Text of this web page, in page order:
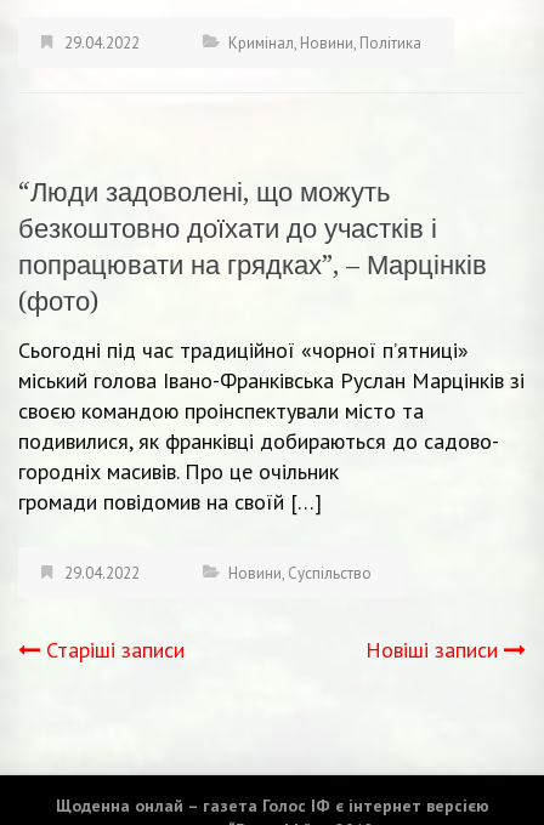
29.04.2022 Кримінал, Новини, Політика
“Люди задоволені, що можуть
безкоштовно доїхати до участків і
попрацювати на грядках”, – Марцінків
(фото)
Сьогодні під час традиційної «чорної п’ятниці»
міський голова Івано-Франківська Руслан Марцінків зі
своєю командою проінспектували місто та
подивилися, як франківці добираються до садово-
городніх масивів. Про це очільник
громади повідомив на своїй […]
29.04.2022 Новини, Суспільство
Навігація
Старіші записи Новіші записи
Щоденна онлай – газета Голос ІФ є інтернет версією